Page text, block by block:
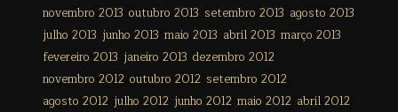
novembro 2013 outubro 2013 setembro 2013 agosto 2013
julho 2013 junho 2013 maio 2013 abril 2013 março 2013
fevereiro 2013 janeiro 2013 dezembro 2012
novembro 2012 outubro 2012 setembro 2012
agosto 2012 julho 2012 junho 2012 maio 2012 abril 2012